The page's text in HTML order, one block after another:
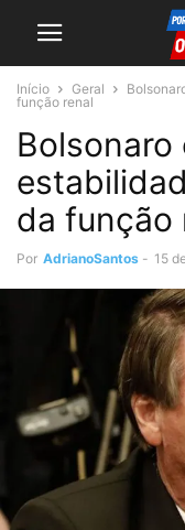
Início Geral
função renal
Bolsonaro
da função
Por AdrianoSantos - 15